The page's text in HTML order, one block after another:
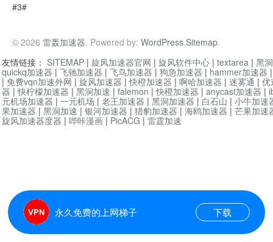
#3#
© 2026 雷轰加速器. Powered by: WordPress.Sitemap.
永久免费的上网梯子 下载
友情链接： SITEMAP | 旋风加速器官网 | 旋风软件中心 | textarea | 黑
quickq加速器 | 飞驰加速器 | 飞鸟加速器 | 狗急加速器 | hammer加速器
| 免费vqn加速外网 | 旋风加速器 |快橙加速器 | 啊哈加速器 | 迷雾通 | 优
器 |快柠檬加速器 | 黑洞加速 | falemon |快橙加速器 | anycast加速器 |
元机场加速器 | 一元机场 | 老王加速器 | 黑洞加速器 | 白石山 | 小牛加速
果加速器 | 黑洞加速 | 银河加速器 | 猎豹加速器 | 海鸥加速器 | 芒果加速
旋风加速器度器 | 哔咔漫画 | PicACG | 雷霆加速